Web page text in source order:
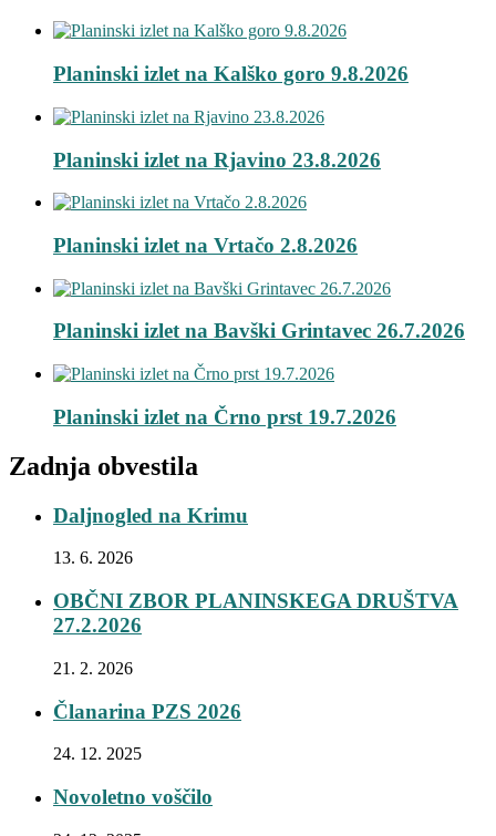
Planinski izlet na Kalško goro 9.8.2026
Planinski izlet na Rjavino 23.8.2026
Planinski izlet na Vrtačo 2.8.2026
Planinski izlet na Bavški Grintavec 26.7.2026
Planinski izlet na Črno prst 19.7.2026
Zadnja obvestila
Daljnogled na Krimu
13. 6. 2026
OBČNI ZBOR PLANINSKEGA DRUŠTVA
27.2.2026
21. 2. 2026
Članarina PZS 2026
24. 12. 2025
Novoletno voščilo